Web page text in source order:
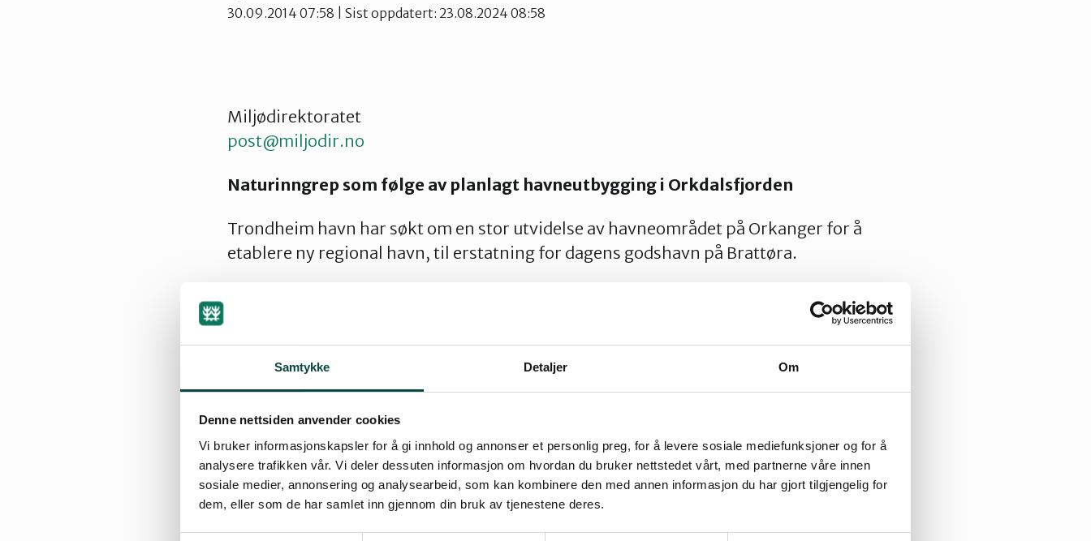
Samtykke Detaljer Om
Denne nettsiden anvender cookies
Vi bruker informasjonskapsler for å gi innhold og annonser et personlig preg, for å levere sosiale mediefunksjoner og for å
analysere trafikken vår. Vi deler dessuten informasjon om hvordan du bruker nettstedet vårt, med partnerne våre innen
sosiale medier, annonsering og analysearbeid, som kan kombinere den med annen informasjon du har gjort tilgjengelig for
dem, eller som de har samlet inn gjennom din bruk av tjenestene deres.
30.09.2014 07:58 | Sist oppdatert: 23.08.2024 08:58
Miljødirektoratet
post@miljodir.no
Naturinngrep som følge av planlagt havneutbygging i Orkdalsfjorden
Trondheim havn har søkt om en stor utvidelse av havneområdet på Orkanger for å
etablere ny regio­nal havn, til erstatning for dagens godshavn på Brattøra.
På grunn av de omfattende naturinngrepene som denne utvidelsen vil medføre,
og som vil være i strid med både nasjonale og inter­nasjonale målsettinger og
forpliktelser, ikke minst i for­bindelse med Ramsarkonvensjonen og
Bonnkonvensjonen, er dette et spørsmål som vi mener at må bli vurdert på
nasjonalt plan.
Med dette utgangspunktet ber vi Miljødirektoratet, som nasjonalt forvaltningsorgan for
natur og miljø og for Ramsarkonvensjonen og Bonnkonvensjonen, om å ta initiativet til
en egen gjennomgang og vurdering av prosjektet.
Nærmere begrunnelse